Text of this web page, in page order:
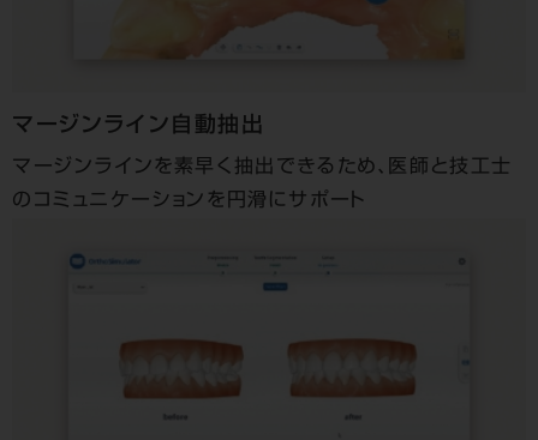
マージンライン自動抽出
マージンラインを素早く抽出できるため、医師と技工士
のコミュニケーションを円滑にサポート